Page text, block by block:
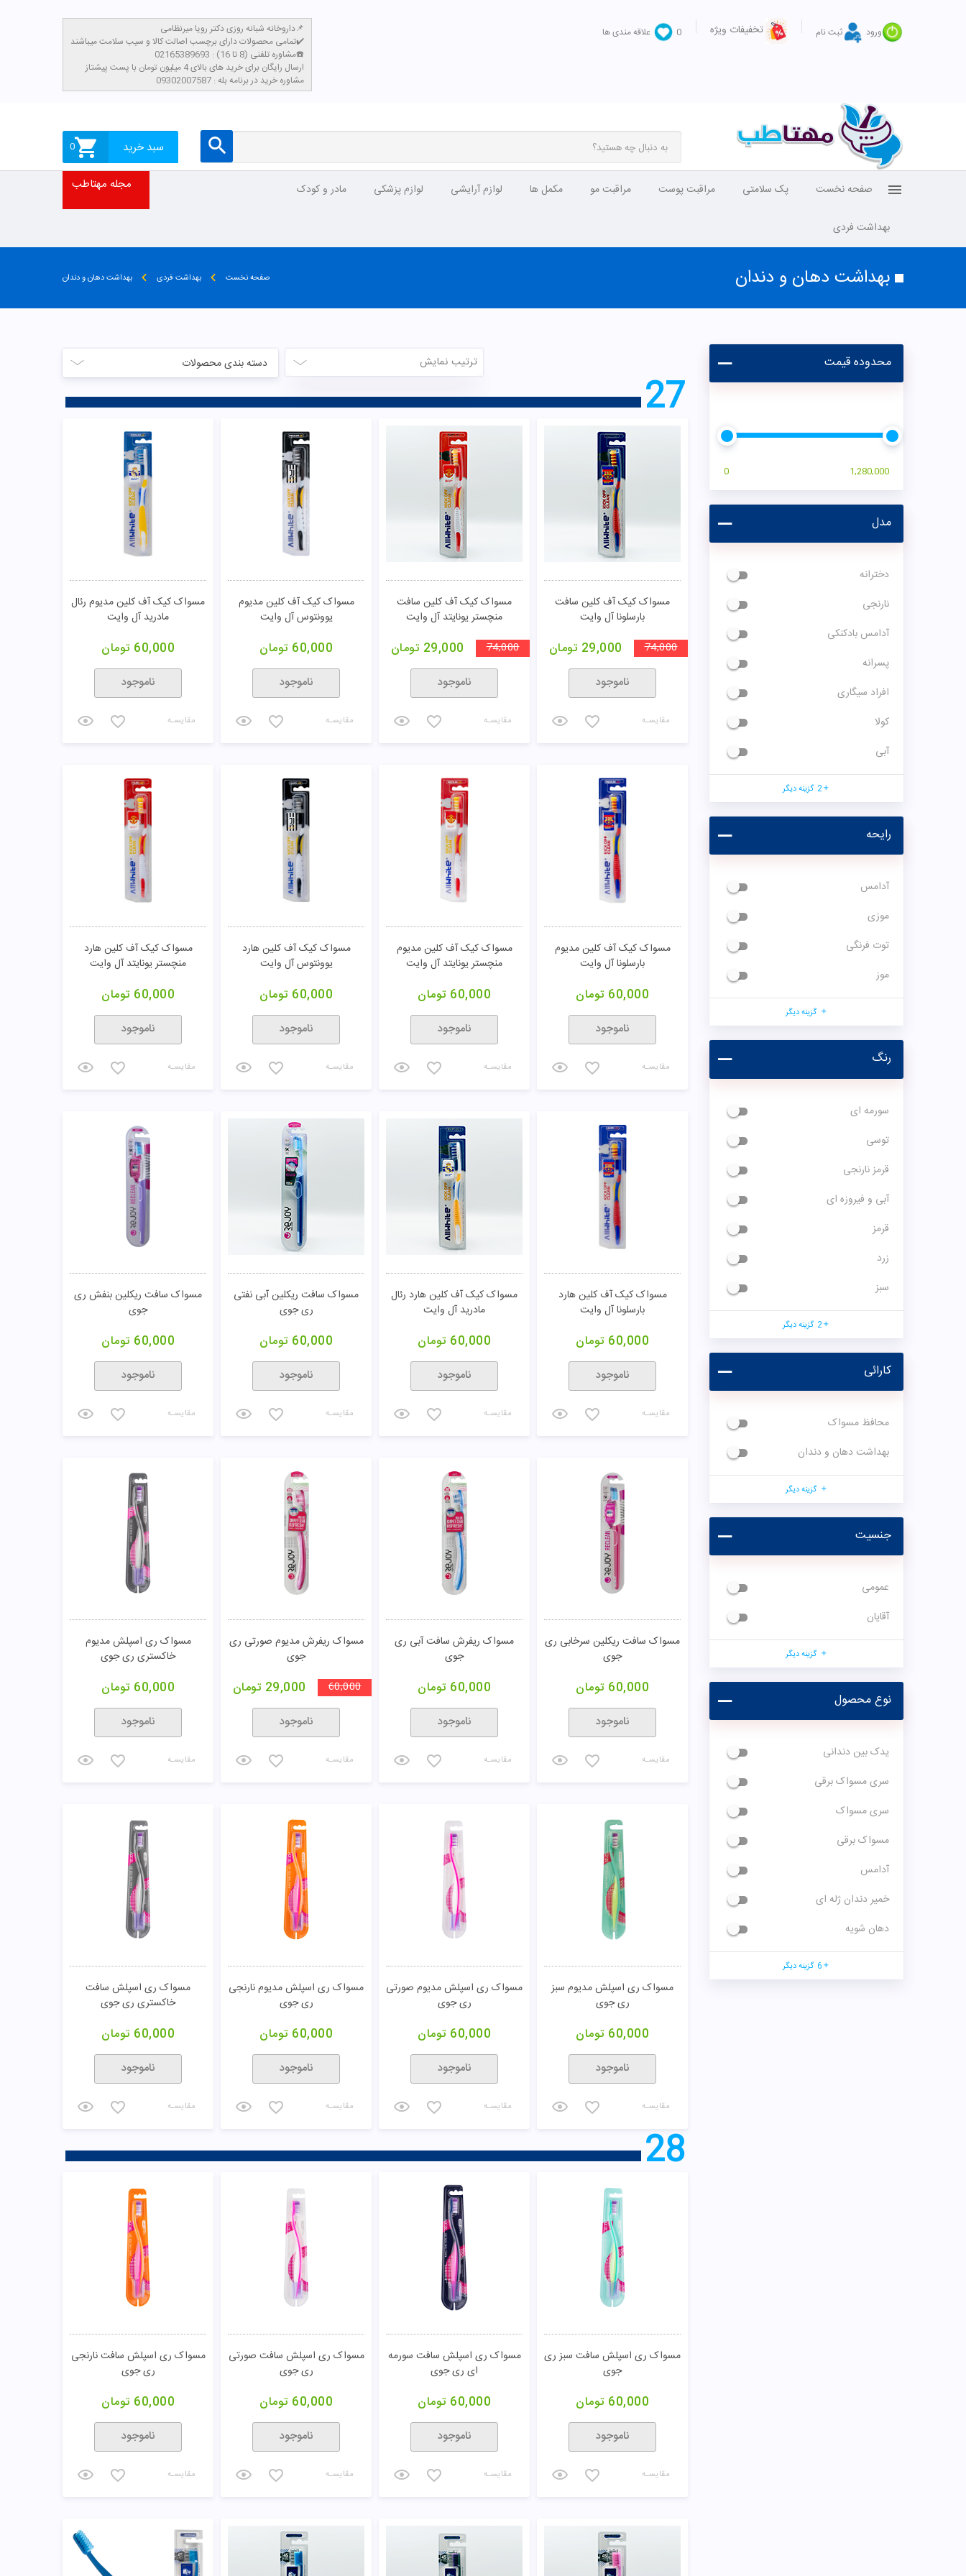
ورود ثبت نام تخفیفات ویژه 0 علاقه مندی ها
داروخانه شبانه روزی دکتر رویا میرنظامی📌
تمامی محصولات دارای برچسب اصالت کالا و سیب سلامت میباشند✔️
مشاوره تلفنی (8 تا 16) : 02165389693☎️
​ارسال رایگان برای خرید های بالای 4 میلیون تومان با پست پیشتاز
مشاوره خرید در برنامه بله : 09302007587
سبد خرید 0
صفحه نخست پک سلامتی مراقبت پوست مراقبت مو مکمل ها لوازم آرایشی لوازم پزشکی مادر و کودک
بهداشت فردی
مجله مهتاطب
بهداشت دهان و دندان صفحه نخست بهداشت فردی بهداشت دهان و دندان
محدوده قیمت
0 1,280,000
مدل
دخترانه
نارنجی
آدامس بادکنکی
پسرانه
افراد سیگاری
کولا
آبی
2 گزینه دیگر
رایحه
آدامس
موزی
توت فرنگی
موز
گزینه دیگر
رنگ
سورمه ای
توسی
قرمز نارنجی
آبی و فیروزه ای
قرمز
زرد
سبز
2 گزینه دیگر
کارائی
محافظ مسواک
بهداشت دهان و دندان
گزینه دیگر
جنسیت
عمومی
آقایان
گزینه دیگر
نوع محصول
یدک بین دندانی
سری مسواک برقی
سری مسواک
مسواک برقی
آدامس
خمیر دندان ژله ای
دهان شویه
6 گزینه دیگر
دسته بندی محصولات ترتیب نمایش
27
مسواک کیک آف کلین سافت
بارسلونا آل وایت
74,000
29,000 تومان
ناموجود
مقایسـه
مسواک کیک آف کلین سافت
منچستر یونایتد آل وایت
74,000
29,000 تومان
ناموجود
مقایسـه
مسواک کیک آف کلین مدیوم
یوونتوس آل وایت
60,000 تومان
ناموجود
مقایسـه
مسواک کیک آف کلین مدیوم رئال
مادرید آل وایت
60,000 تومان
ناموجود
مقایسـه
مسواک کیک آف کلین مدیوم
بارسلونا آل وایت
60,000 تومان
ناموجود
مقایسـه
مسواک کیک آف کلین مدیوم
منچستر یونایتد آل وایت
60,000 تومان
ناموجود
مقایسـه
مسواک کیک آف کلین هارد
یوونتوس آل وایت
60,000 تومان
ناموجود
مقایسـه
مسواک کیک آف کلین هارد
منچستر یونایتد آل وایت
60,000 تومان
ناموجود
مقایسـه
مسواک کیک آف کلین هارد
بارسلونا آل وایت
60,000 تومان
ناموجود
مقایسـه
مسواک کیک آف کلین هارد رئال
مادرید آل وایت
60,000 تومان
ناموجود
مقایسـه
مسواک سافت ریکلین آبی نفتی
ری جوی
60,000 تومان
ناموجود
مقایسـه
مسواک سافت ریکلین بنفش ری
جوی
60,000 تومان
ناموجود
مقایسـه
مسواک سافت ریکلین سرخابی ری
جوی
60,000 تومان
ناموجود
مقایسـه
مسواک ریفرش سافت آبی ری
جوی
60,000 تومان
ناموجود
مقایسـه
مسواک ریفرش مدیوم صورتی ری
جوی
60,000
29,000 تومان
ناموجود
مقایسـه
مسواک ری اسپلش مدیوم
خاکستری ری جوی
60,000 تومان
ناموجود
مقایسـه
مسواک ری اسپلش مدیوم سبز
ری جوی
60,000 تومان
ناموجود
مقایسـه
مسواک ری اسپلش مدیوم صورتی
ری جوی
60,000 تومان
ناموجود
مقایسـه
مسواک ری اسپلش مدیوم نارنجی
ری جوی
60,000 تومان
ناموجود
مقایسـه
مسواک ری اسپلش سافت
خاکستری ری جوی
60,000 تومان
ناموجود
مقایسـه
28
مسواک ری اسپلش سافت سبز ری
جوی
60,000 تومان
ناموجود
مقایسـه
مسواک ری اسپلش سافت سورمه
ای ری جوی
60,000 تومان
ناموجود
مقایسـه
مسواک ری اسپلش سافت صورتی
ری جوی
60,000 تومان
ناموجود
مقایسـه
مسواک ری اسپلش سافت نارنجی
ری جوی
60,000 تومان
ناموجود
مقایسـه
تومان مشاهده